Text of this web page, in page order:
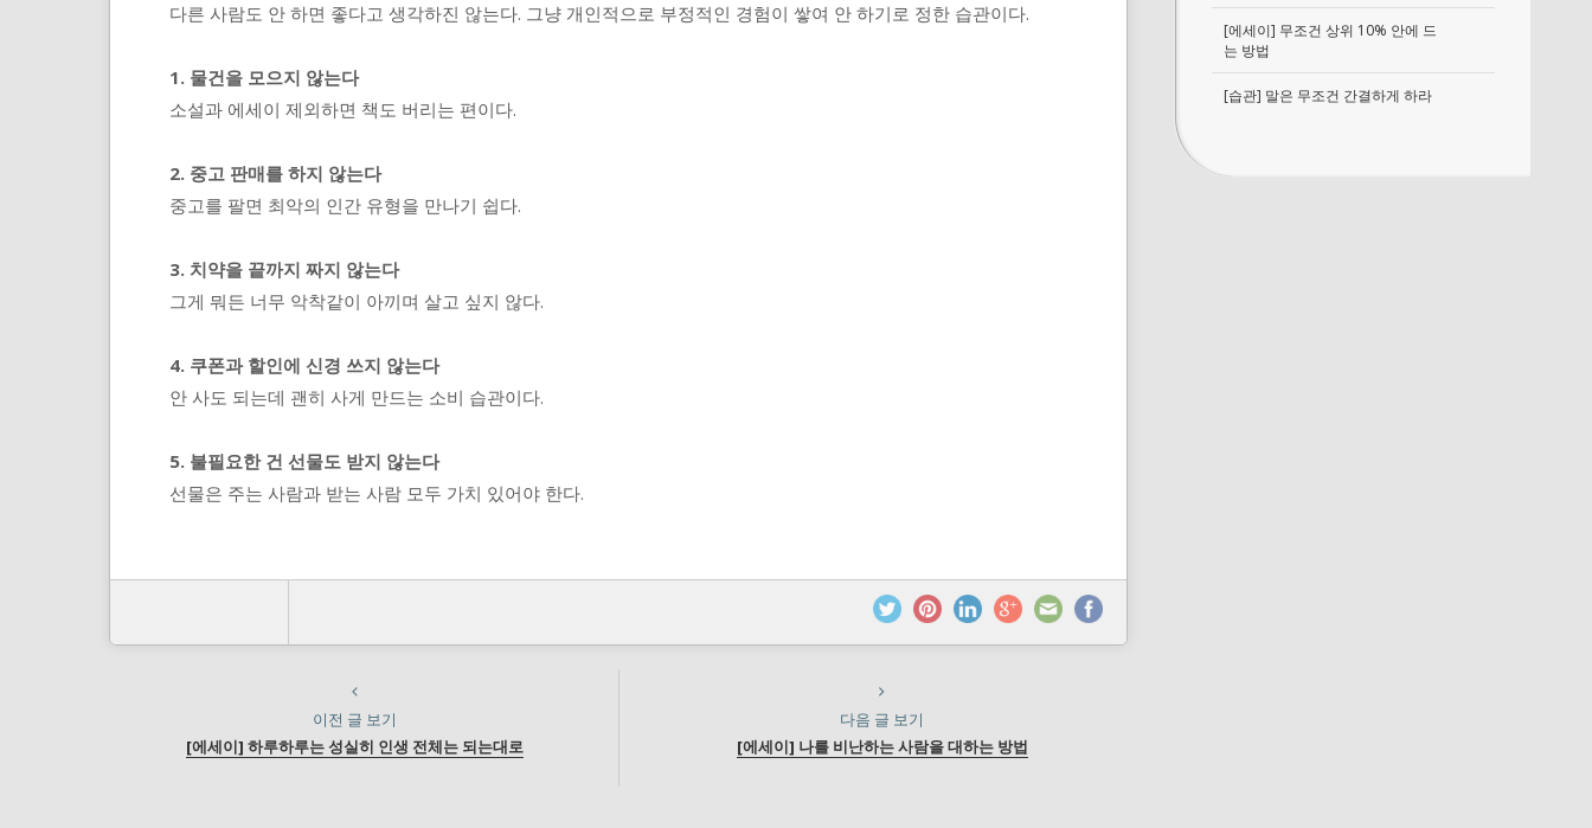
[에세이] 무조건 상위 10% 안에 드
는 방법
[습관] 말은 무조건 간결하게 하라
다른 사람도 안 하면 좋다고 생각하진 않는다. 그냥 개인적으로 부정적인 경험이 쌓여 안 하기로 정한 습관이다.
1. 물건을 모으지 않는다
소설과 에세이 제외하면 책도 버리는 편이다.
2. 중고 판매를 하지 않는다
중고를 팔면 최악의 인간 유형을 만나기 쉽다.
3. 치약을 끝까지 짜지 않는다
그게 뭐든 너무 악착같이 아끼며 살고 싶지 않다.
4. 쿠폰과 할인에 신경 쓰지 않는다
안 사도 되는데 괜히 사게 만드는 소비 습관이다.
5. 불필요한 건 선물도 받지 않는다
선물은 주는 사람과 받는 사람 모두 가치 있어야 한다.
이전 글 보기
[에세이] 하루하루는 성실히 인생 전체는 되는대로
다음 글 보기
[에세이] 나를 비난하는 사람을 대하는 방법